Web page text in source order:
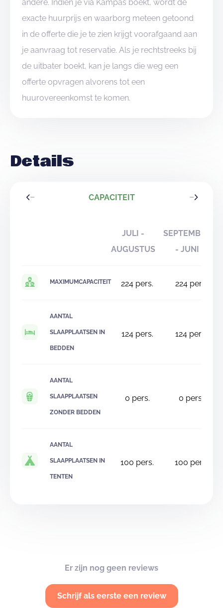
andere. Indien je via Kampas boekt, wordt de
exacte huurprijs en waarborg meteen getoond
in de offerte die je te zien krijgt voorafgaand aan
je aanvraag tot reservatie. Als je rechtstreeks bij
de uitbater boekt, kan je langs die weg een
offerte opvragen alvorens tot een
huurovereenkomst te komen.
Details
CAPACITEIT
JULI -
AUGUSTUS
SEPTEMBER
- JUNI
MAXIMUMCAPACITEIT 224 pers. 224pers.
AANTAL
SLAAPPLAATSEN IN
BEDDEN
124pers. 124 pers.
AANTAL
SLAAPPLAATSEN
ZONDER BEDDEN
0 pers. 0 pers.
AANTAL
SLAAPPLAATSEN IN
TENTEN
100 pers. 100 pers.
Er zijn nog geen reviews
Schrijf als eerste een review